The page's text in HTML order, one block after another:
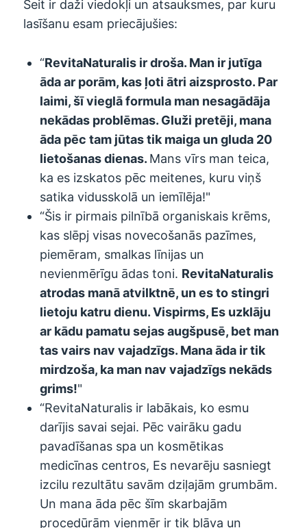
Šeit ir daži viedokļi un atsauksmes, par kuru
lasīšanu esam priecājušies:
“RevitaNaturalis ir droša. Man ir jutīga
āda ar porām, kas ļoti ātri aizsprosto. Par
laimi, šī vieglā formula man nesagādāja
nekādas problēmas. Gluži pretēji, mana
āda pēc tam jūtas tik maiga un gluda 20
lietošanas dienas. Mans vīrs man teica,
ka es izskatos pēc meitenes, kuru viņš
satika vidusskolā un iemīlēja!"
“Šis ir pirmais pilnībā organiskais krēms,
kas slēpj visas novecošanās pazīmes,
piemēram, smalkas līnijas un
nevienmērīgu ādas toni. RevitaNaturalis
atrodas manā atvilktnē, un es to stingri
lietoju katru dienu. Vispirms, Es uzklāju
ar kādu pamatu sejas augšpusē, bet man
tas vairs nav vajadzīgs. Mana āda ir tik
mirdzoša, ka man nav vajadzīgs nekāds
grims!"
“RevitaNaturalis ir labākais, ko esmu
darījis savai sejai. Pēc vairāku gadu
pavadīšanas spa un kosmētikas
medicīnas centros, Es nevarēju sasniegt
izcilu rezultātu savām dziļajām grumbām.
Un mana āda pēc šīm skarbajām
procedūrām vienmēr ir tik blāva un